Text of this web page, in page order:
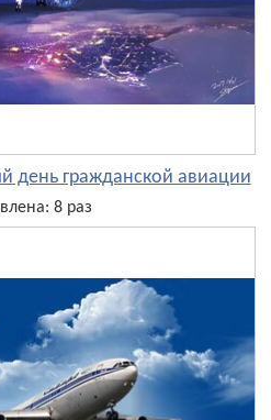
день гражданской авиации
8 раз